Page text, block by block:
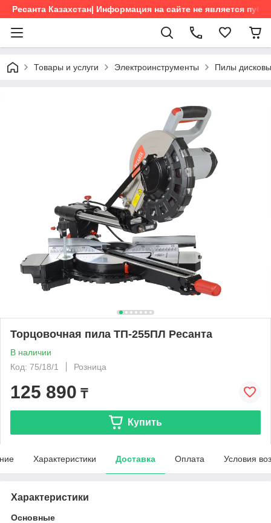
Ресанта Казахстан| Информация на сайте не является
Товары и услуги Электроинструменты Пилы
Торцовочная пила ТП-255ПЛ Ресанта
В наличии
Код: 75/18/1
Розница
125 890 ₸
Купить
Характеристики Доставка Оплата Условия
Характеристики
Основные